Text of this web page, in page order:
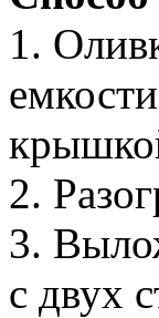
1.
2.
3.
с двух